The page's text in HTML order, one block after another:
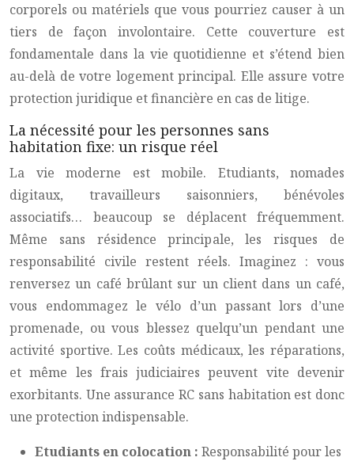
corporels ou matériels que vous pourriez causer à un
tiers de façon involontaire. Cette couverture est
fondamentale dans la vie quotidienne et s’étend bien
au-delà de votre logement principal. Elle assure votre
protection juridique et financière en cas de litige.
La nécessité pour les personnes sans
habitation fixe: un risque réel
La vie moderne est mobile. Etudiants, nomades
digitaux, travailleurs saisonniers, bénévoles
associatifs… beaucoup se déplacent fréquemment.
Même sans résidence principale, les risques de
responsabilité civile restent réels. Imaginez : vous
renversez un café brûlant sur un client dans un café,
vous endommagez le vélo d’un passant lors d’une
promenade, ou vous blessez quelqu’un pendant une
activité sportive. Les coûts médicaux, les réparations,
et même les frais judiciaires peuvent vite devenir
exorbitants. Une assurance RC sans habitation est donc
une protection indispensable.
Etudiants en colocation : Responsabilité pour les